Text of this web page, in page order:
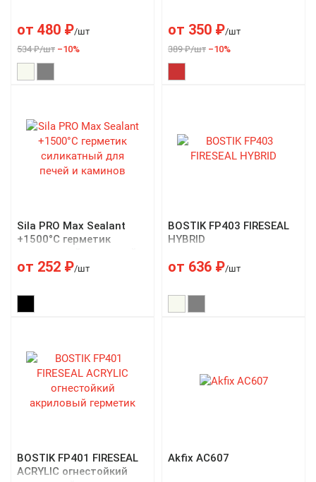
от 480 ₽/шт
534 ₽/шт –10%
от 350 ₽/шт
389 ₽/шт –10%
Sila PRO Max Sealant
+1500°C герметик
каминов
от 252 ₽/шт
BOSTIK FP403 FIRESEAL
HYBRID
от 636 ₽/шт
BOSTIK FP401 FIRESEAL
ACRYLIC огнестойкий
Akfix AC607